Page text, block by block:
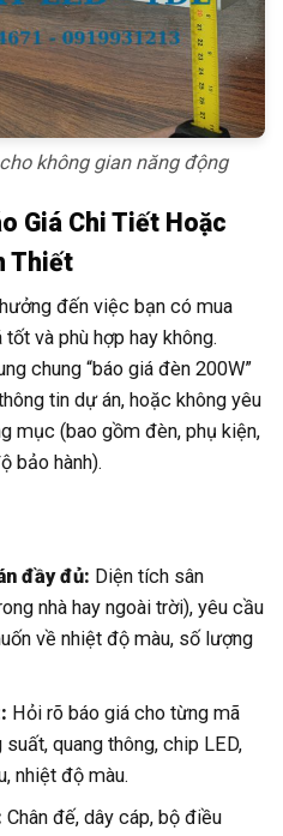
không gian năng động
Giá Chi Tiết Hoặc
Thiết
đến việc bạn có mua
và phù hợp hay không.
chung “báo giá đèn 200W”
tin dự án, hoặc không yêu
mục (bao gồm đèn, phụ kiện,
bảo hành).
đầy đủ: Diện tích sân
nhà hay ngoài trời), yêu cầu
về nhiệt độ màu, số lượng
Hỏi rõ báo giá cho từng mã
quang thông, chip LED,
nhiệt độ màu.
Chân đế, dây cáp, bộ điều